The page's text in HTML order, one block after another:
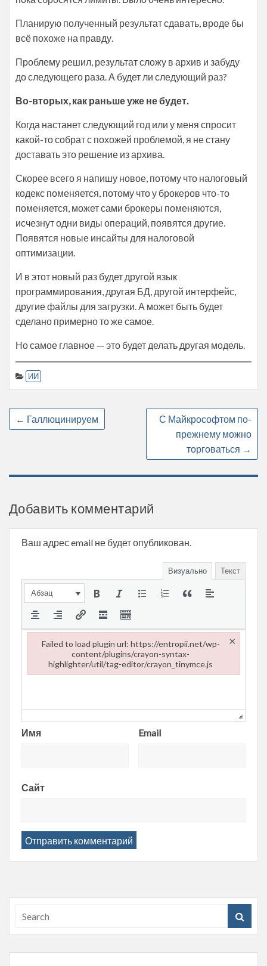
Планирую полученный результат сдавать, вроде бы
всё похоже на правду.
Проблему решил, результат сложу в архив и забуду
до следующего раза. А будет ли следующий раз?
Во-вторых, как раньше уже не будет.
Когда настанет следующий год или у меня спросит
какой-то собрат с похожей проблемой, я не стану
доставать это решение из архива.
Скорее всего я напишу новое, потому что налоговый
кодекс поменяется, потому что у брокеров что-то
поменяется, может сами брокеры поменяются,
исчезнут одни виды операций, появятся другие.
Появятся новые инсайты для налоговой
оптимизации.
И в этот новый раз будет другой язык
программирования, другая БД, другой интерфейс,
другие файлы для загрузки. А может быть будет
сделано примерно то же самое.
Но самое главное — это будет делать другая модель.
ИИ
← Галлюцинируем
С Майкрософтом по-
прежнему можно
торговаться →
Добавить комментарий
Ваш адрес email не будет опубликован.
Визуально Текст
Абзац
Имя Email
Сайт
Failed to load plugin url: https://entropii.net/wp-
content/plugins/crayon-syntax-
highlighter/util/tag-editor/crayon_tinymce.js
×
Failed to load plugin url: https://entropii.net/wp-content/